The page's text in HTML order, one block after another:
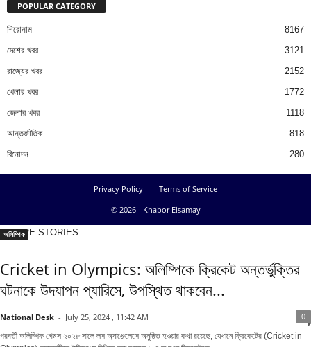
POPULAR CATEGORY
শিরোনাম
8167
দেশের খবর
3121
রাজ্যের খবর
2152
খেলার খবর
1772
জেলার খবর
1118
আন্তর্জাতিক
818
বিনোদন
280
Privacy Policy
Terms of Service
© 2026 - Khabor Eisamay
MORE STORIES
অলিম্পিক
Cricket in Olympics: অলিম্পিকে ক্রিকেট অন্তর্ভুক্তির
ঘটনাকে উদযাপন প্যারিসে, উপস্থিত থাকবেন...
National Desk - July 25, 2024 , 11:42 AM 0
পরবর্তী অলিম্পিক গেমস ২০২৮ সালে লস অ্যাঞ্জেলেসে অনুষ্ঠিত হওয়ার কথা রয়েছে, যেখানে ক্রিকেটের (Cricket in